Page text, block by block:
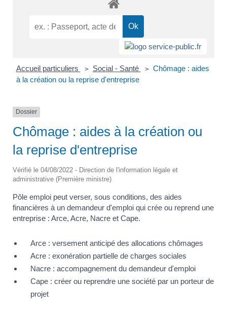
Accueil particuliers > Social - Santé > Chômage : aides
à la création ou la reprise d'entreprise
Dossier
Chômage : aides à la création ou
la reprise d'entreprise
Vérifié le 04/08/2022 - Direction de l'information légale et
administrative (Première ministre)
Pôle emploi peut verser, sous conditions, des aides
financières à un demandeur d'emploi qui crée ou reprend une
entreprise : Arce, Acre, Nacre et Cape.
Arce : versement anticipé des allocations chômages
Acre : exonération partielle de charges sociales
Nacre : accompagnement du demandeur d'emploi
Cape : créer ou reprendre une société par un porteur de
projet